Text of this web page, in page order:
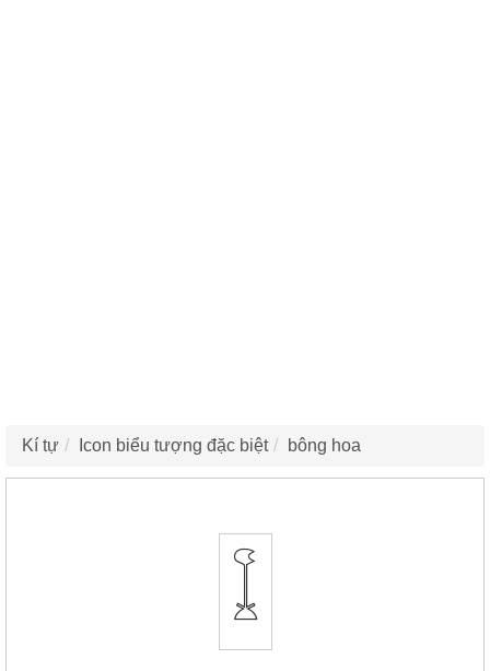
Kí tự Icon biểu tượng đặc biệt bông hoa
𓆼